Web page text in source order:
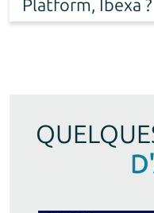
Platform, Ibexa ?